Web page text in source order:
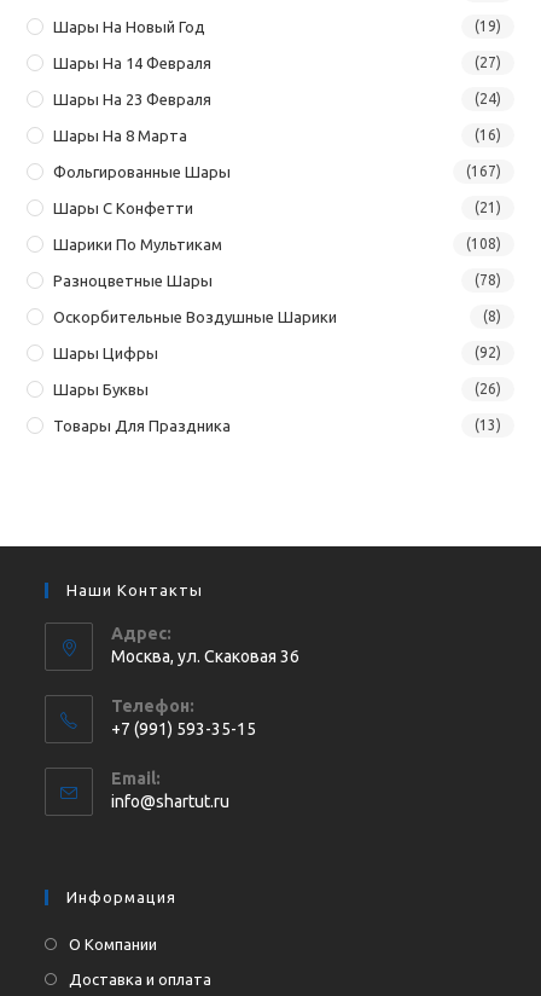
Шары На Новый Год (19)
Шары На 14 Февраля (27)
Шары На 23 Февраля (24)
Шары На 8 Марта (16)
Фольгированные Шары (167)
Шары С Конфетти (21)
Шарики По Мультикам (108)
Разноцветные Шары (78)
Оскорбительные Воздушные Шарики (8)
Шары Цифры (92)
Шары Буквы (26)
Товары Для Праздника (13)
Наши Контакты
Адрес:
Москва, ул. Cкаковая 36
Телефон:
+7 (991) 593-35-15
в
вашем
Email:
info@shartut.ru
Информация
О Компании
Доставка и оплата